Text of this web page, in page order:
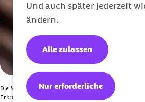
Und auch später jederzeit
ändern.
Nur erforderliche
Alle zulassen
Die MUT-TOUR 2026: Meter für Meter zu mehr
Erkrankungen